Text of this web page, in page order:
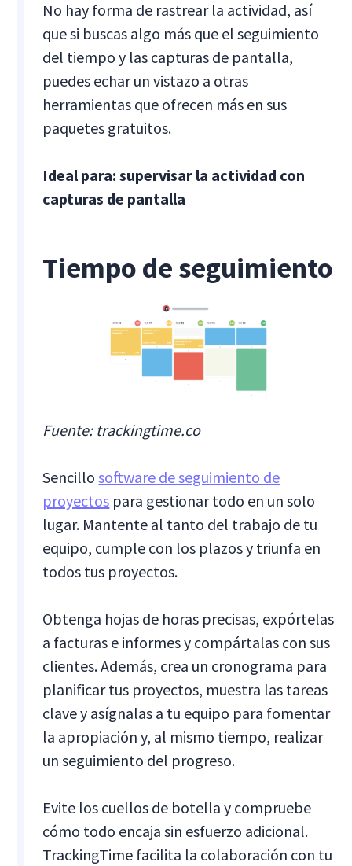
No hay forma de rastrear la actividad, así
que si buscas algo más que el seguimiento
del tiempo y las capturas de pantalla,
puedes echar un vistazo a otras
herramientas que ofrecen más en sus
paquetes gratuitos.
Ideal para: supervisar la actividad con
capturas de pantalla
Tiempo de seguimiento
Fuente: trackingtime.co
Sencillosoftware de seguimiento de
proyectos para gestionar todo en un solo
lugar. Mantente al tanto del trabajo de tu
equipo, cumple con los plazos y triunfa en
todos tus proyectos.
Obtenga hojas de horas precisas, expórtelas
a facturas e informes y compártalas con sus
clientes. Además, crea un cronograma para
planificar tus proyectos, muestra las tareas
clave y asígnalas a tu equipo para fomentar
la apropiación y, al mismo tiempo, realizar
un seguimiento del progreso.
Evite los cuellos de botella y compruebe
cómo todo encaja sin esfuerzo adicional.
TrackingTime facilita la colaboración con tu